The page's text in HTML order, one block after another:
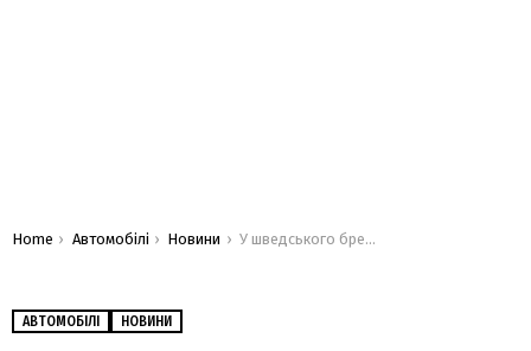
You are here:
Home Автомобілі Новини У шведського бренду Saab зʼявився шанс на друге життя: представлено першу модель електромобіля
АВТОМОБІЛІ НОВИНИ